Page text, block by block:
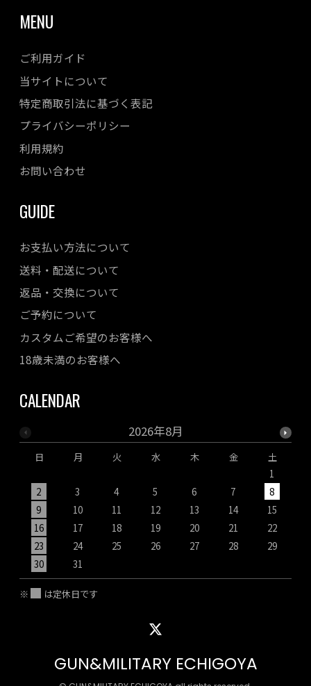
MENU
ご利用ガイド
当サイトについて
特定商取引法に基づく表記
プライバシーポリシー
利用規約
お問い合わせ
GUIDE
お支払い方法について
送料・配送について
返品・交換について
ご予約について
カスタムご希望のお客様へ
18歳未満のお客様へ
CALENDAR
2026年8月
日 月 火 水 木 金
土
1
2
3 4 5 6 7
8
9
10 11 12 13 14
15
16
17 18 19 20 21
22
23
24 25 26 27 28
29
30
31
※ は定休日です
GUN&MILITARY ECHIGOYA